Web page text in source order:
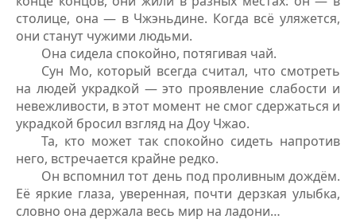
столице, она — в Чжэньдине. Когда всё уляжется,
они станут чужими людьми.
Она сидела спокойно, потягивая чай.
Сун Мо, который всегда считал, что смотреть
на людей украдкой — это проявление слабости и
невежливости, в этот момент не смог сдержаться и
украдкой бросил взгляд на Доу Чжао.
Та, кто может так спокойно сидеть напротив
него, встречается крайне редко.
Он вспомнил тот день под проливным дождём.
Её яркие глаза, уверенная, почти дерзкая улыбка,
словно она держала весь мир на ладони…